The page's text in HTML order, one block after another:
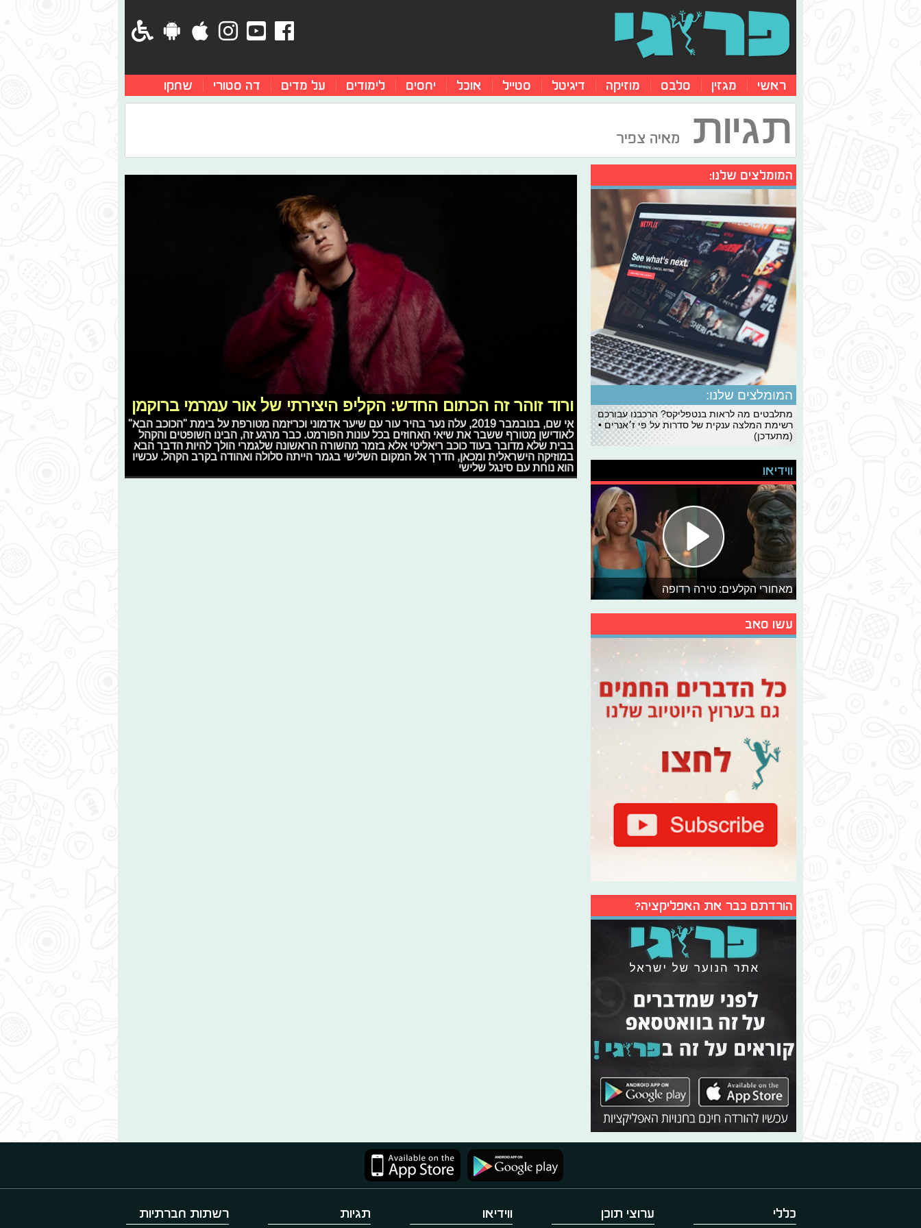
ראשי מגזין סלבס מוזיקה דיגיטל סטייל אוכל יחסים לימודים על מדים דה סטורי שחקו
תגיות מאיה צפיר
ורוד זוהר זה הכתום החדש: הקליפ היצירתי של אור עמרמי ברוקמן
אי שם, בנובמבר 2019, עלה נער בהיר עור עם שיער אדמוני וכריזמה מטורפת על בימת "הכוכב הבא"
לאודישן מטורף ששבר את שיאי האחוזים בכל עונות הפורמט. כבר מרגע זה, הבינו השופטים והקהל
בבית שלא מדובר בעוד כוכב ריאליטי אלא בזמר מהשורה הראשונה שלגמרי הולך להיות הדבר הבא
במוזיקה הישראלית ומכאן, הדרך אל המקום השלישי בגמר הייתה סלולה ואהודה בקרב הקהל. עכשיו
הוא נוחת עם סינגל שלישי
המומלצים שלנו:
המומלצים שלנו:
מתלבטים מה לראות בנטפליקס? הרכבנו עבורכם
רשימת המלצה ענקית של סדרות על פי ז׳אנרים •
(מתעדכן)
ווידיאו
מאחורי הקלעים: טירה רדופה
עשו סאב
הורדתם כבר את האפליקציה?
כללי ערוצי תוכן ווידיאו תגיות רשתות חברתיות